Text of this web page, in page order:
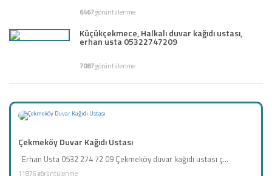
6467görüntülenme
Küçükçekmece, Halkalı duvar kağıdı ustası,
erhan usta 05322747209
7087görüntülenme
Çekmeköy Duvar Kağıdı Ustası
Erhan Usta 0532 274 72 09 Çekmeköy duvar kağıdı ustası ç...
11876 görüntülenme